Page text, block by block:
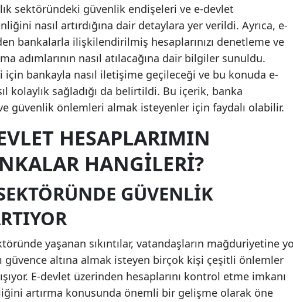
sektöründeki güvenlik endişeleri ve e-devlet
nasıl artırdığına dair detaylara yer verildi. Ayrıca, e-
bankalarla ilişkilendirilmiş hesaplarınızı denetleme ve
adımlarının nasıl atılacağına dair bilgiler sunuldu.
bankayla nasıl iletişime geçileceği ve bu konuda e-
kolaylık sağladığı da belirtildi. Bu içerik, banka
güvenlik önlemleri almak isteyenler için faydalı olabilir.
HESAPLARIMIN
HANGILERI?
GÜVENLIK
yaşanan sıkıntılar, vatandaşların mağduriyetine
güvence altına almak isteyen birçok kişi çeşitli önlemler
E-devlet üzerinden hesaplarını kontrol etme imkanı
artırma konusunda önemli bir gelişme olarak öne